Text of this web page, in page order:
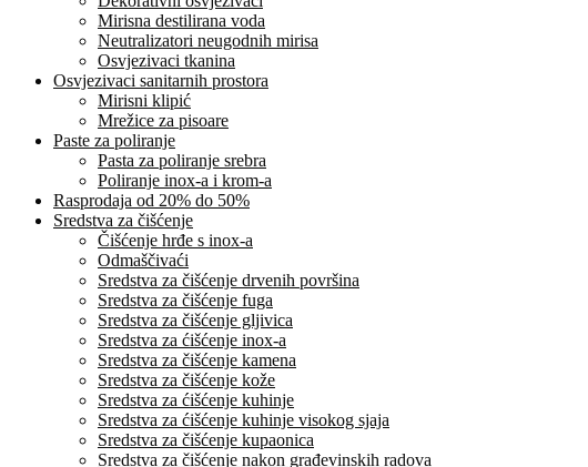
Mirisna destilirana voda
Neutralizatori neugodnih mirisa
Osvjezivaci tkanina
Osvjezivaci sanitarnih prostora
Mirisni klipić
Mrežice za pisoare
Paste za poliranje
Pasta za poliranje srebra
Poliranje inox-a i krom-a
Rasprodaja od 20% do 50%
Sredstva za čišćenje
Čišćenje hrđe s inox-a
Odmaščivaći
Sredstva za čišćenje drvenih površina
Sredstva za čišćenje fuga
Sredstva za čišćenje gljivica
Sredstva za ćišćenje inox-a
Sredstva za čišćenje kamena
Sredstva za čišćenje kože
Sredstva za ćišćenje kuhinje
Sredstva za ćišćenje kuhinje visokog sjaja
Sredstva za čišćenje kupaonica
Sredstva za čišćenje nakon građevinskih radova